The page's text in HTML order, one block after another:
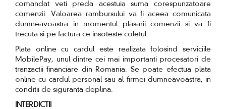
comandat veti preda acestuia suma corespunzatoare
comenzii. Valoarea rambursului va fi aceea comunicata
dumneavoastra in momentul plasarii comenzii si va fi
trecuta si pe factura ce insoteste coletul.
Plata online cu cardul este realizata folosind serviciile
MobilePay, unul dintre cei mai importanti procesatori de
tranzactii financiare din Romania. Se poate efectua plata
online cu cardul personal sau al firmei dumneavoastra, in
conditii de siguranta deplina.
INTERDICTII